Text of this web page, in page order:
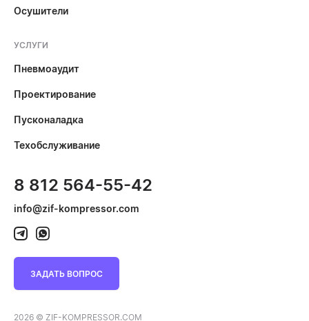
Осушители
УСЛУГИ
Пневмоаудит
Проектирование
Пусконаладка
Техобслуживание
8 812 564-55-42
info@zif-kompressor.com
ЗАДАТЬ ВОПРОС
2026 © ZIF-KOMPRESSOR.COM